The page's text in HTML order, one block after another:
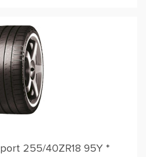
255/40ZR18 95Y *